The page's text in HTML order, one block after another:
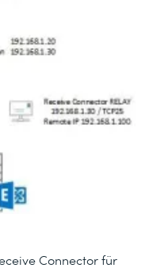
Connector für